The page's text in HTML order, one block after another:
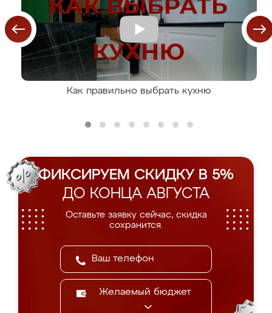
Как правильно выбрать кухню
ФИКСИРУЕМ СКИДКУ В 5%
ДО КОНЦА АВГУСТА
Оставьте заявку сейчас, скидка
сохранится.
Желаемый бюджет